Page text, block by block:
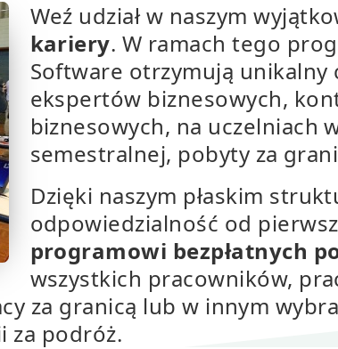
Weź udział w naszym
kariery. W ramach tego
Software otrzymują
ekspertów biznesowych,
biznesowych, na uczelniach
semestralnej, pobyty za
Dzięki naszym płaskim
odpowiedzialność od
programowi bezpłatnych
wszystkich pracowników,
za granicą lub w innym
za podróż.